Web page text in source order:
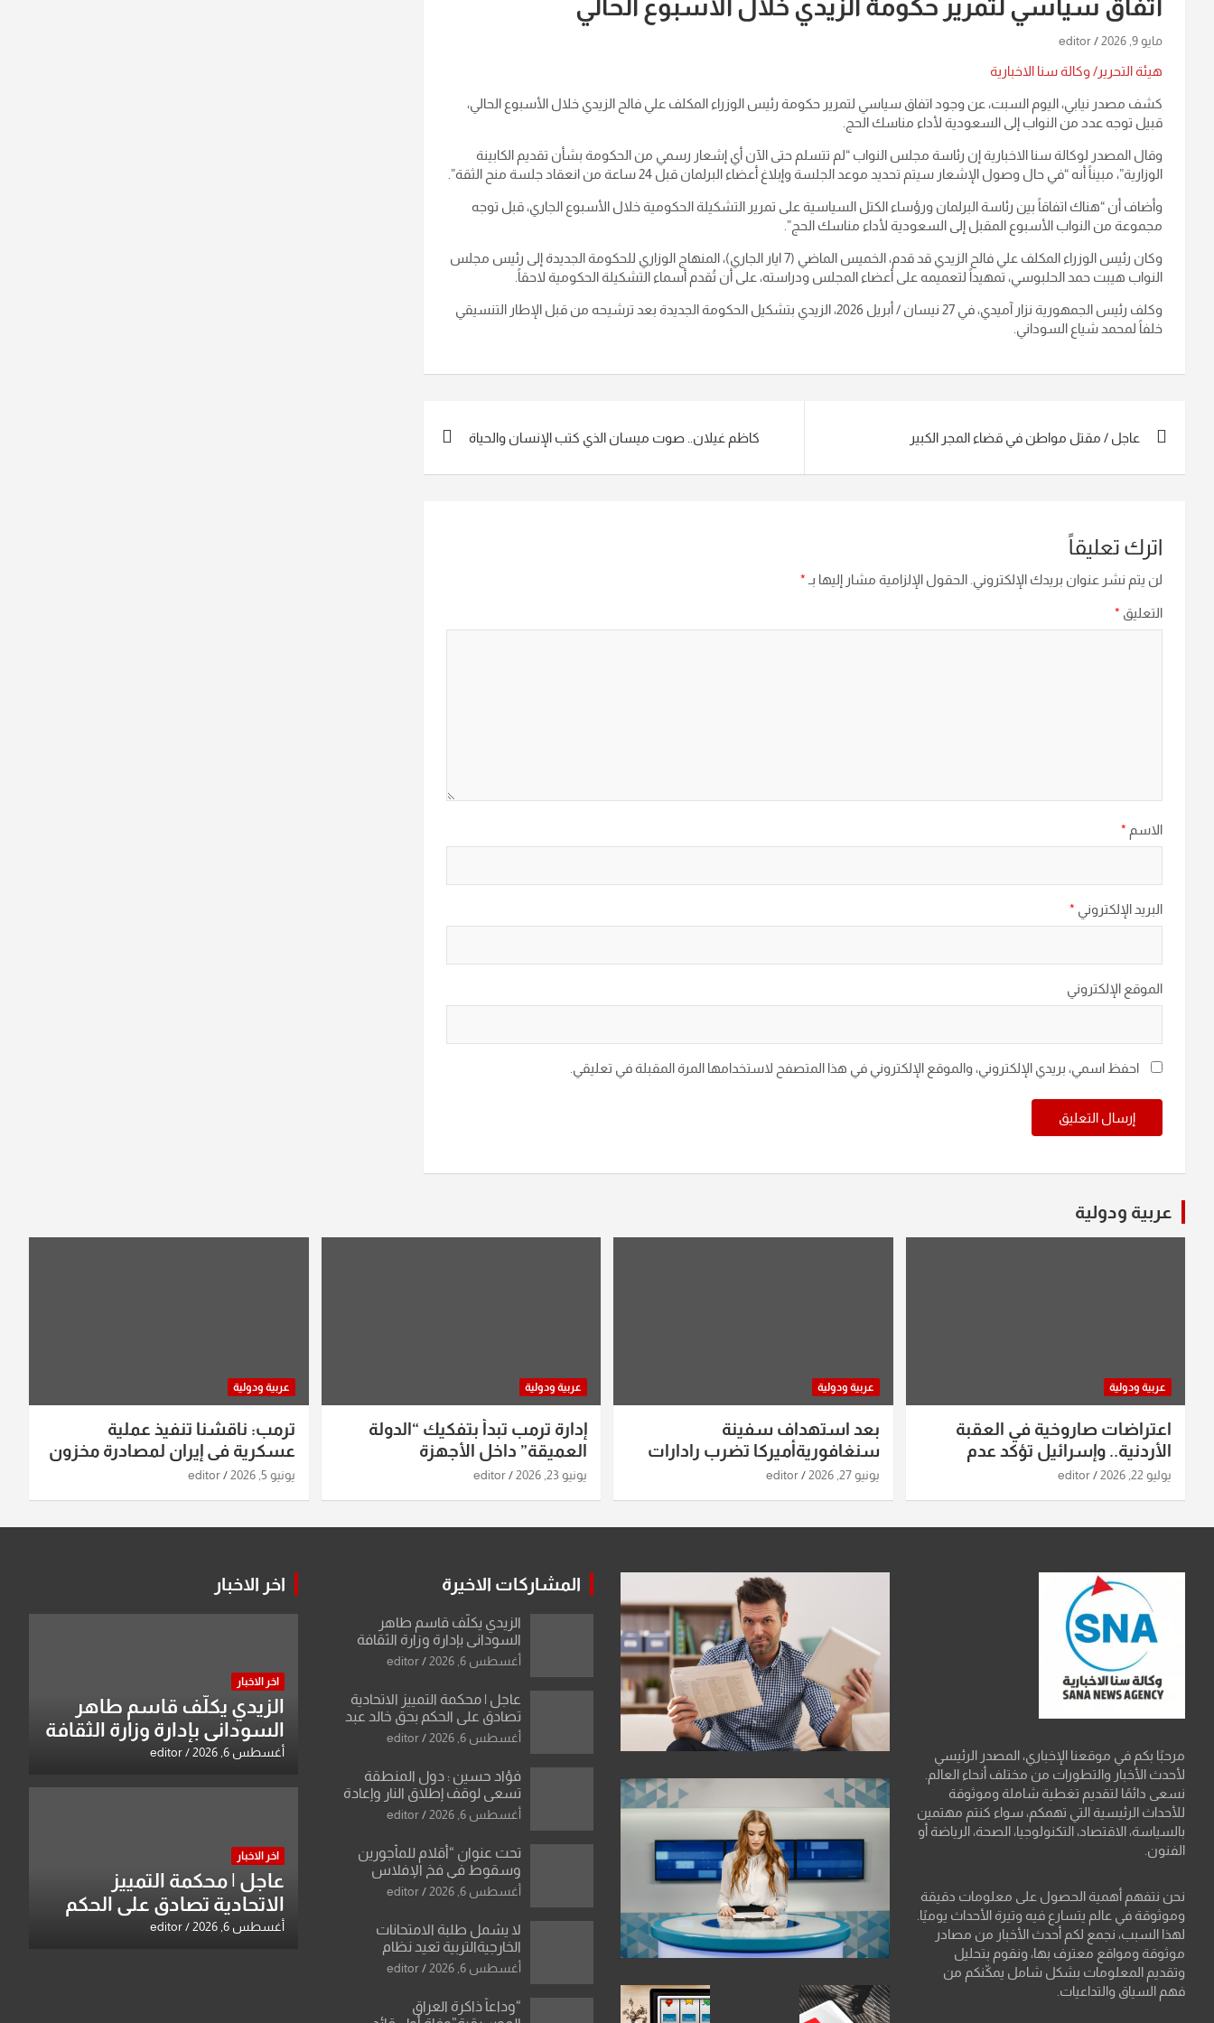
اتفاق سياسي لتمرير حكومة الزيدي خلال الأسبوع الحالي
مايو 9, 2026 editor
هيئة التحرير/ وكالة سنا الاخبارية
كشف مصدر نيابي، اليوم السبت، عن وجود اتفاق سياسي لتمرير حكومة رئيس الوزراء المكلف علي فالح الزيدي خلال الأسبوع الحالي،
قبيل توجه عدد من النواب إلى السعودية لأداء مناسك الحج.
وقال المصدر لوكالة سنا الاخبارية إن رئاسة مجلس النواب “لم تتسلم حتى الآن أي إشعار رسمي من الحكومة بشأن تقديم الكابينة
الوزارية”، مبيناً أنه “في حال وصول الإشعار سيتم تحديد موعد الجلسة وإبلاغ أعضاء البرلمان قبل 24 ساعة من انعقاد جلسة منح الثقة”.
وأضاف أن “هناك اتفاقاً بين رئاسة البرلمان ورؤساء الكتل السياسية على تمرير التشكيلة الحكومية خلال الأسبوع الجاري، قبل توجه
مجموعة من النواب الأسبوع المقبل إلى السعودية لأداء مناسك الحج”.
وكان رئيس الوزراء المكلف علي فالح الزيدي قد قدم، الخميس الماضي (7 ايار الجاري)، المنهاج الوزاري للحكومة الجديدة إلى رئيس مجلس
النواب هيبت حمد الحلبوسي، تمهيداً لتعميمه على أعضاء المجلس ودراسته، على أن تُقدم أسماء التشكيلة الحكومية لاحقاً.
وكلف رئيس الجمهورية نزار آميدي، في 27 نيسان / أبريل 2026، الزيدي بتشكيل الحكومة الجديدة بعد ترشيحه من قبل الإطار التنسيقي
خلفاً لمحمد شياع السوداني.
المقالات
عاجل / مقتل مواطن في قضاء المجر الكبير كاظم غيلان.. صوت ميسان الذي كتب الإنسان والحياة
اترك تعليقاً
لن يتم نشر عنوان بريدك الإلكتروني. الحقول الإلزامية مشار إليها بـ *
التعليق *
الاسم *
البريد الإلكتروني *
الموقع الإلكتروني
احفظ اسمي، بريدي الإلكتروني، والموقع الإلكتروني في هذا المتصفح لاستخدامها المرة المقبلة في تعليقي.
عربية ودولية
عربية ودولية
اعتراضات صاروخية في العقبة
الأردنية.. وإسرائيل تؤكد عدم
استهدافها
يوليو 22, 2026 editor
عربية ودولية
بعد استهداف سفينة
سنغافوريةأميركا تضرب رادارات
ومواقع صواريخ ومسيرات إيران..
يونيو 27, 2026 editor
عربية ودولية
إدارة ترمب تبدأ بتفكيك “الدولة
العميقة” داخل الأجهزة
الاستخباراتية
يونيو 23, 2026 editor
عربية ودولية
ترمب: ناقشنا تنفيذ عملية
عسكرية في إيران لمصادرة مخزون
اليورانيوم
يونيو 5, 2026 editor
مرحبًا بكم في موقعنا الإخباري، المصدر الرئيسي
لأحدث الأخبار والتطورات من مختلف أنحاء العالم.
نسعى دائمًا لتقديم تغطية شاملة وموثوقة
للأحداث الرئيسية التي تهمكم، سواء كنتم مهتمين
بالسياسة، الاقتصاد، التكنولوجيا، الصحة، الرياضة أو
الفنون.
نحن نتفهم أهمية الحصول على معلومات دقيقة
وموثوقة في عالم يتسارع فيه وتيرة الأحداث يوميًا.
لهذا السبب، نجمع لكم أحدث الأخبار من مصادر
موثوقة ومواقع معترف بها، ونقوم بتحليل
وتقديم المعلومات بشكل شامل يمكّنكم من
فهم السياق والتداعيات.
المشاركات الاخيرة
الزيدي يكلّف قاسم طاهر
السوداني بإدارة وزارة الثقافة
أغسطس 6, 2026 editor
عاجل | محكمة التمييز الاتحادية
تصادق على الحكم بحق خالد عبد
الواحد كبيان
أغسطس 6, 2026 editor
فؤاد حسين : دول المنطقة
تسعى لوقف إطلاق النار وإعادة
فتح مضيق هرمز .. والعراق يطرح
أغسطس 6, 2026 editor
تحت عنوان “أقلام للمأجورين
وسقوط في فخ الإفلاس
الإعلامي”: ردٌّ صريح على افتراءات
أغسطس 6, 2026 editor
لا يشمل طلبة الامتحانات
الخارجيةالتربية تعيد نظام
المحاولات لطلبة السادس
أغسطس 6, 2026 editor
“وداعاً ذاكرة العراق
اخر الاخبار
اخر الاخبار
الزيدي يكلّف قاسم طاهر
السوداني بإدارة وزارة الثقافة
أغسطس 6, 2026 editor
اخر الاخبار
عاجل | محكمة التمييز
الاتحادية تصادق على الحكم
بحق خالد عبد الواحد كبيان
أغسطس 6, 2026 editor